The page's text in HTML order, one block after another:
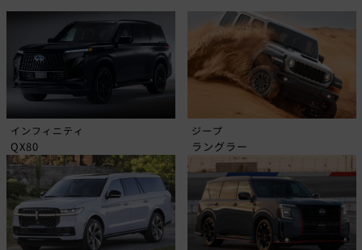
インフィニティ
QX80
ジープ
ラングラー